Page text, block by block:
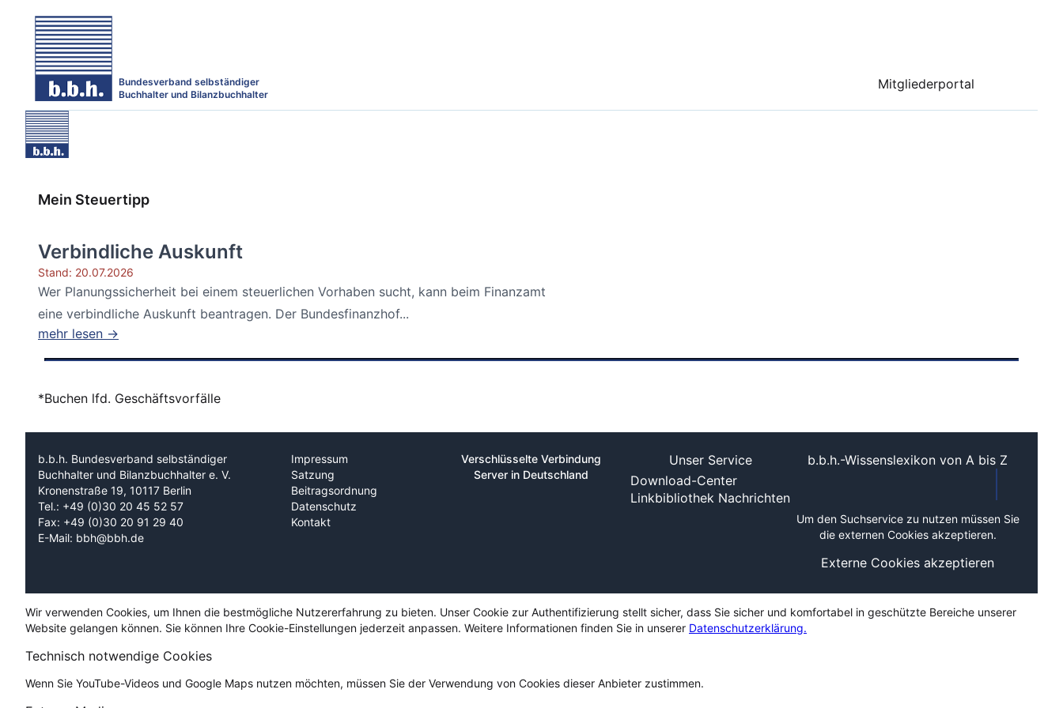
Bundesverband selbständiger
Buchhalter und Bilanzbuchhalter
Mitgliederportal
Mein Steuertipp
Verbindliche Auskunft
Stand: 20.07.2026
Wer Planungssicherheit bei einem steuerlichen Vorhaben sucht, kann beim Finanzamt
eine verbindliche Auskunft beantragen. Der Bundesfinanzhof...
mehr lesen →
*Buchen lfd. Geschäftsvorfälle
b.b.h. Bundesverband selbständiger
Buchhalter und Bilanzbuchhalter e. V.
Kronenstraße 19, 10117 Berlin
Tel.: +49 (0)30 20 45 52 57
Fax: +49 (0)30 20 91 29 40
E-Mail: bbh@bbh.de
Impressum
Satzung
Beitragsordnung
Datenschutz
Kontakt
Verschlüsselte Verbindung
Server in Deutschland
Unser Service
Download-Center
Linkbibliothek Nachrichten
b.b.h.-Wissenslexikon von A bis Z
Um den Suchservice zu nutzen müssen Sie
die externen Cookies akzeptieren.
Externe Cookies akzeptieren
Wir verwenden Cookies, um Ihnen die bestmögliche Nutzererfahrung zu bieten. Unser Cookie zur Authentifizierung stellt sicher, dass Sie sicher und komfortabel in geschützte Bereiche unserer
Website gelangen können. Sie können Ihre Cookie-Einstellungen jederzeit anpassen. Weitere Informationen finden Sie in unserer Datenschutzerklärung.
Technisch notwendige Cookies
Wenn Sie YouTube-Videos und Google Maps nutzen möchten, müssen Sie der Verwendung von Cookies dieser Anbieter zustimmen.